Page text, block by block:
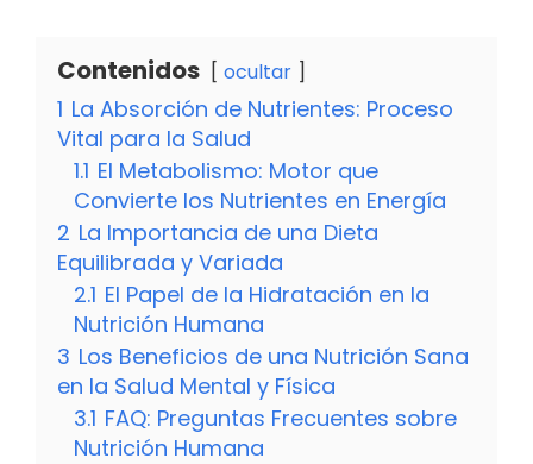
Contenidos ocultar
1 La Absorción de Nutrientes: Proceso
Vital para la Salud
1.1 El Metabolismo: Motor que
Convierte los Nutrientes en Energía
2 La Importancia de una Dieta
Equilibrada y Variada
2.1 El Papel de la Hidratación en la
Nutrición Humana
3 Los Beneficios de una Nutrición Sana
en la Salud Mental y Física
3.1 FAQ: Preguntas Frecuentes sobre
Nutrición Humana